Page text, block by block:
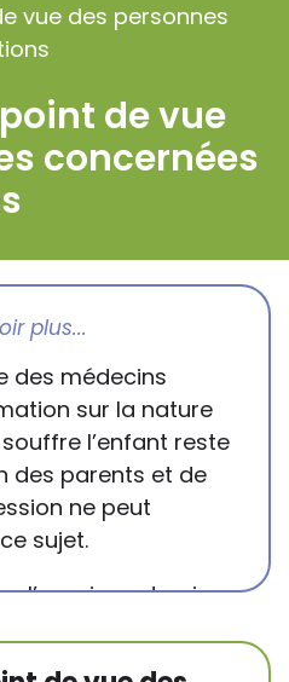
vue des personnes
de vue
concernées
des médecins
sur la nature
l’enfant reste
des parents et de
ne peut
sujet.
l’enseignant puisse